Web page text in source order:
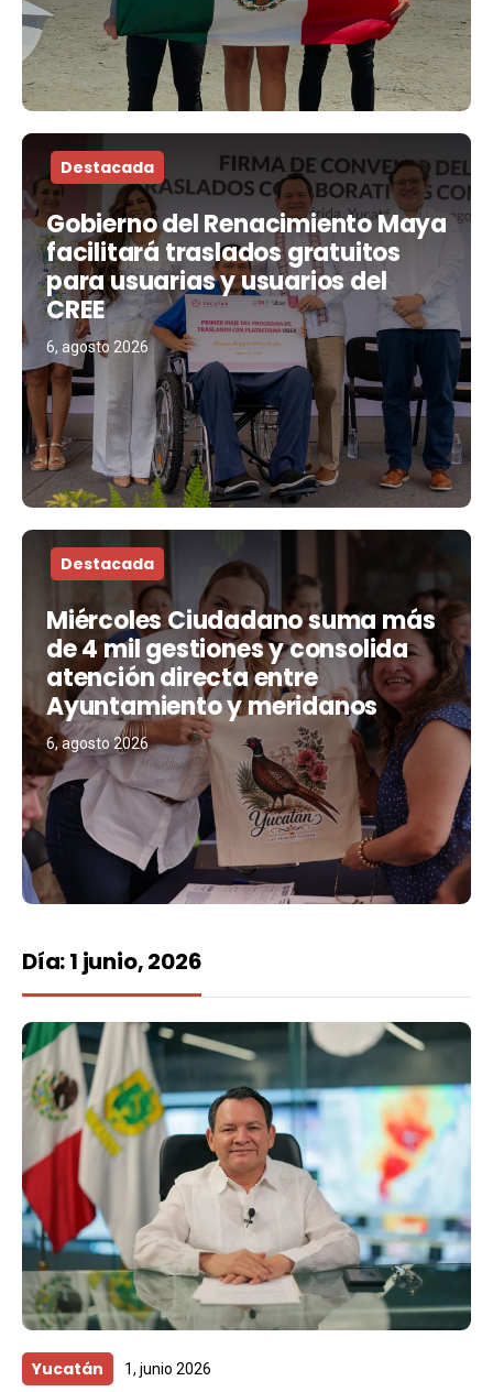
Destacada
Gobierno del Renacimiento Maya
facilitará traslados gratuitos
para usuarias y usuarios del
CREE
6, agosto 2026
Destacada
Miércoles Ciudadano suma más
de 4 mil gestiones y consolida
atención directa entre
Ayuntamiento y meridanos
6, agosto 2026
Día:1 junio, 2026
Yucatán 1, junio 2026